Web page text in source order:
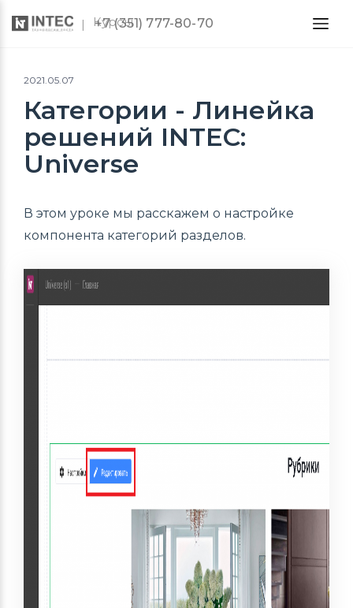
Курсы
+7 (351) 777-80-70
2021.05.07
Категории - Линейка
решений INTEC:
Universe
В этом уроке мы расскажем о настройке
компонента категорий разделов.